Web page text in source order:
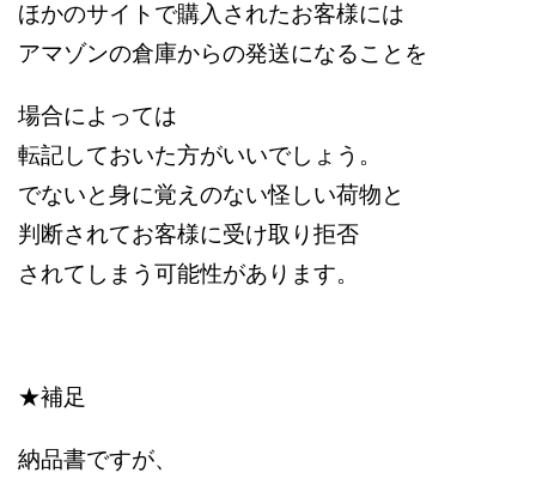
ほかのサイトで購入されたお客様には
アマゾンの倉庫からの発送になることを
場合によっては
転記しておいた方がいいでしょう。
でないと身に覚えのない怪しい荷物と
判断されてお客様に受け取り拒否
されてしまう可能性があります。
★補足
納品書ですが、